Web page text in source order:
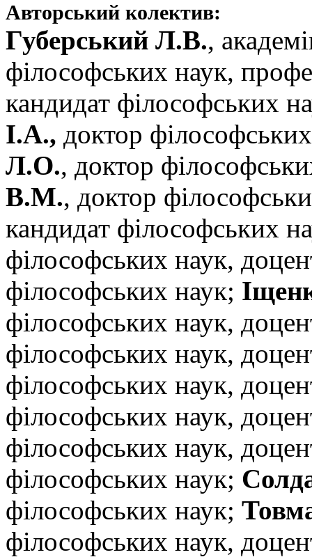
Авторський колектив:
Губерський Л.В.,
філософських наук,
кандидат філософських
І.А., доктор
Л.О., доктор
В.М., доктор
кандидат філософських
філософських наук,
філософських наук;
філософських наук,
філософських наук,
філософських наук,
філософських наук,
філософських наук,
філософських наук;
філософських наук;
філософських наук,